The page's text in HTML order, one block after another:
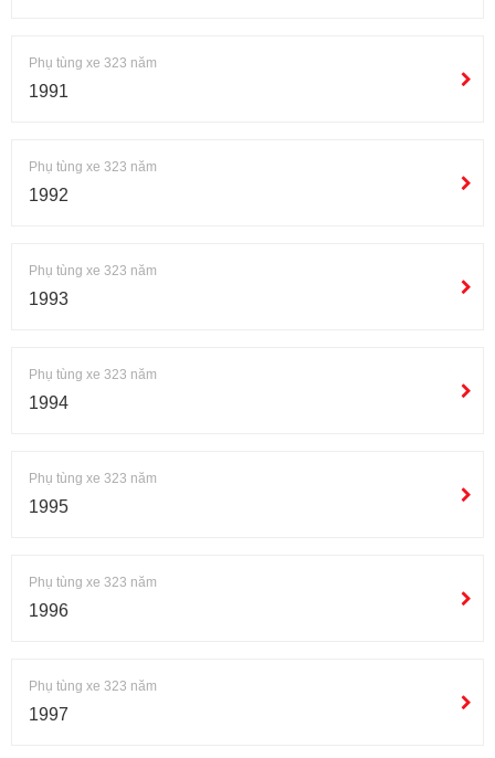
Phụ tùng xe 323 năm
1991
Phụ tùng xe 323 năm
1992
Phụ tùng xe 323 năm
1993
Phụ tùng xe 323 năm
1994
Phụ tùng xe 323 năm
1995
Phụ tùng xe 323 năm
1996
Phụ tùng xe 323 năm
1997